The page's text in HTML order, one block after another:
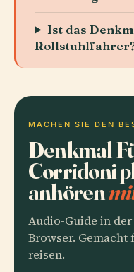
Ist das
MACHEN SIE DEN
Denkmal
Corridoni
anhören
Audio-Guide in
Browser.
reisen.